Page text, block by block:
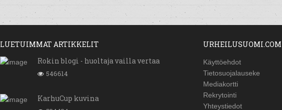
LUETUIMMAT ARTIKKELIT
Rokin blogi - huoltaja vailla vertaa
546614
KarhuCup kuvina
URHEILUSUOMI.COM
Käyttöehdot
Tietosuojalauseke
Mediakortti
Rekrytointi
Yhteystiedot